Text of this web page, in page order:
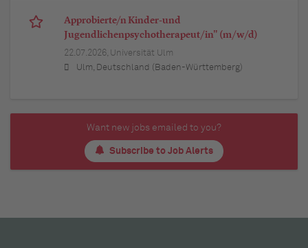
Approbierte/n Kinder-und
Jugendlichenpsychotherapeut/in" (m/w/d)
22.07.2026, Universität Ulm
Ulm, Deutschland (Baden-Württemberg)
Want new jobs emailed to you?
Subscribe to Job Alerts